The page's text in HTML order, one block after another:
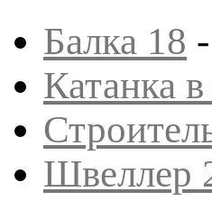
Балка 18
Катанка
Швеллер